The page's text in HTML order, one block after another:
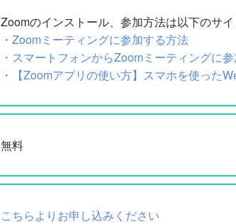
Zoomのインストール、参加方法は以下のサイ
・Zoomミーティングに参加する方法
・スマートフォンからZoomミーティングに
・【Zoomアプリの使い方】スマホを使った
無料
こちらよりお申し込みください